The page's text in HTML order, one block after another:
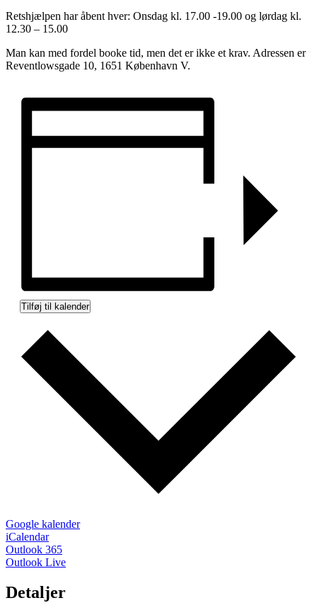
Retshjælpen har åbent hver: Onsdag kl. 17.00 -19.00 og lørdag kl.
12.30 – 15.00
Man kan med fordel booke tid, men det er ikke et krav. Adressen er
Reventlowsgade 10, 1651 København V.
Tilføj til kalender
Google kalender
iCalendar
Outlook 365
Outlook Live
Detaljer